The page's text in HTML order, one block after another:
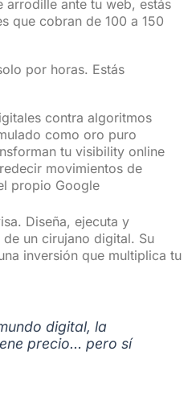
arrodille ante tu web, estás
que cobran de 100 a 150
por horas. Estás
contra algoritmos
como oro puro
tu visibility online
movimientos de
propio Google
Diseña, ejecuta y
un cirujano digital. Su
inversión que multiplica tu
digital, la
precio… pero sí